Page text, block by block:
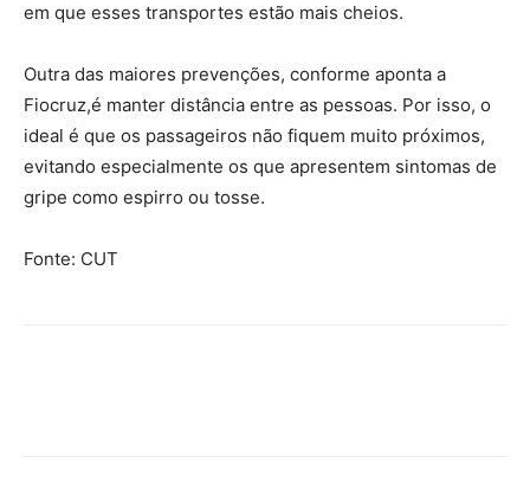
em que esses transportes estão mais cheios.
Outra das maiores prevenções, conforme aponta a
Fiocruz,é manter distância entre as pessoas. Por isso, o
ideal é que os passageiros não fiquem muito próximos,
evitando especialmente os que apresentem sintomas de
gripe como espirro ou tosse.
Fonte: CUT